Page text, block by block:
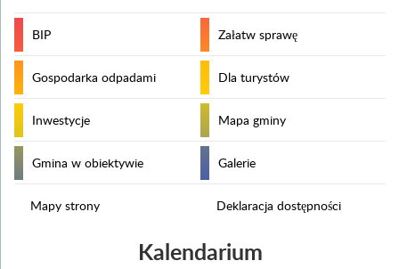
BIP Załatw sprawę
Gospodarka odpadami Dla turystów
Inwestycje Mapa gminy
Gmina w obiektywie Galerie
Mapy strony Deklaracja dostępności
Kalendarium